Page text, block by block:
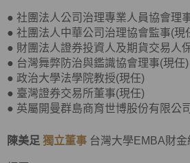
● 社團法人公司治理專業人員協會理
● 社團法人中華公司治理協會監事(現
● 財團法人證券投資人及期貨交易人
● 台灣舞弊防治與鑑識協會理事(現任)
● 政治大學法學院教授(現任)
● 臺灣證券交易所董事(現任)
● 英屬開曼群島商育世博股份有限公
陳美足 獨立董事 台灣大學EMBA財金